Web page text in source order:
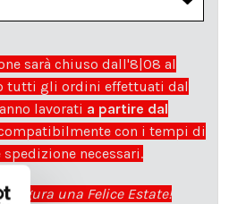
sarà chiuso dall'8|08 al
tutti gli ordini effettuati dal
lavorati a partire dal
con i tempi di
necessari.
augura una Felice Estate!